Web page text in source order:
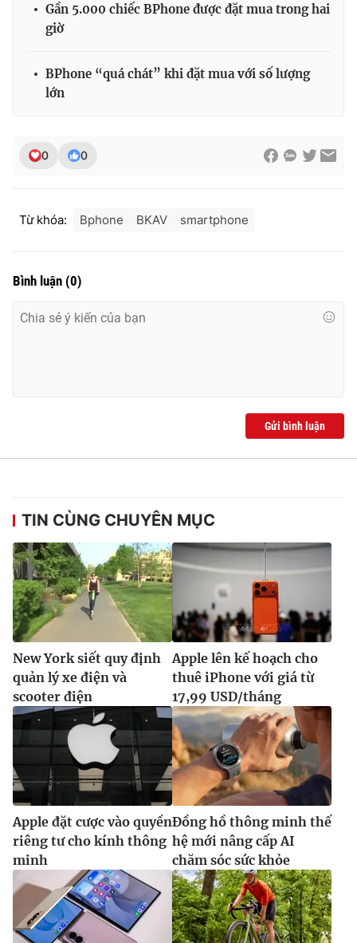
Ðiện thoại Thời báo VTV: 024.66 897 897
Email:toasoan@vtv.vn
® Cấm sao chép dưới mọi hình thức nếu không có sự chấp
thông tin từ website này.
Gần 5.000 chiếc BPhone được đặt mua trong hai
giờ
BPhone “quá chát” khi đặt mua với số lượng
lớn
0 0
Từ khóa: Bphone BKAV smartphone
Bình luận (0)
Gửi bình luận
TIN CÙNG CHUYÊN MỤC
New York siết quy định
quản lý xe điện và
scooter điện
Apple lên kế hoạch cho
thuê iPhone với giá từ
17,99 USD/tháng
Apple đặt cược vào quyền
riêng tư cho kính thông
minh
Đồng hồ thông minh thế
hệ mới nâng cấp AI
chăm sóc sức khỏe